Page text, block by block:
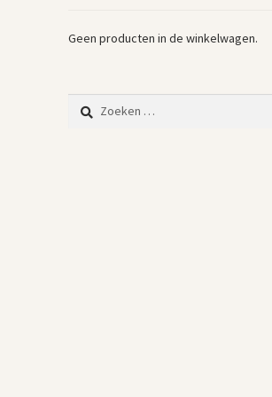
Geen producten in de winkelwagen.
Zoeken
naar: